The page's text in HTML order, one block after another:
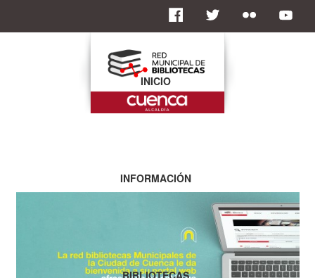
INICIO
INFORMACIÓN
BIBLIOTECAS